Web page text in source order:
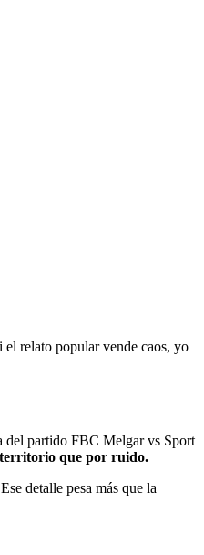
el relato popular vende caos, yo
del partido FBC Melgar vs Sport
que por ruido.
detalle pesa más que la